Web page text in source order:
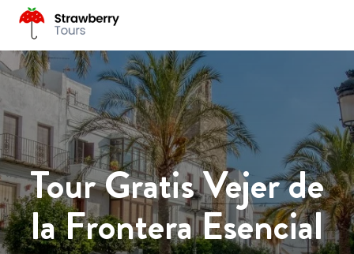
Tour Gratis Vejer de
la Frontera Esencial